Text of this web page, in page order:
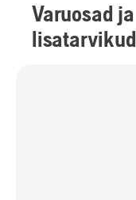
Varuosad ja
lisatarvikud